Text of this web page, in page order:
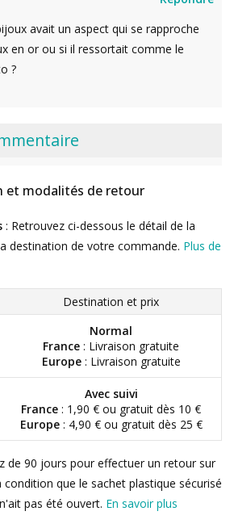
avait un aspect qui se rapproche
en or ou si il ressortait comme le
?
et modalités de retour
: Retrouvez ci-dessous le détail de la
destination de votre commande. Plus de
Destination et prix
Normal
France : Livraison gratuite
Europe: Livraison gratuite
Avec suivi
France : 1,90 € ou gratuit dès 10 €
Europe: 4,90 € ou gratuit dès 25 €
de 90 jours pour effectuer un retour sur
que le sachet plastique sécurisé
pas été ouvert. En savoir plus